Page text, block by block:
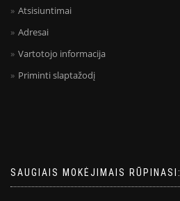
Atsisiuntimai
Adresai
Vartotojo informacija
Priminti slaptažodį
SAUGIAIS MOKĖJIMAIS RŪPINASI: